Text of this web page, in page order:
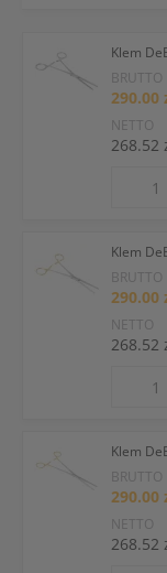
Klem
BRUTTO
290.00
NETTO
268.52
Klem
BRUTTO
290.00
NETTO
268.52
Klem
BRUTTO
290.00
NETTO
268.52